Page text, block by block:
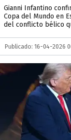
Gianni Infantino
Copa del Mundo en
del conflicto bélico
Publicado: 16-04-2026